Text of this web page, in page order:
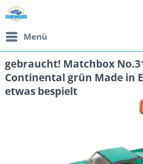
Menü
gebraucht! Matchbox
Continental grün Made in
etwas bespielt